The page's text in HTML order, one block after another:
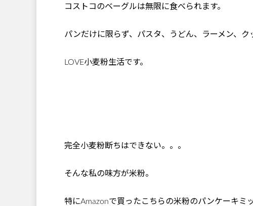
コストコのベーグルは無限に食べられます。
パンだけに限らず、パスタ、うどん、ラーメン、ク
LOVE小麦粉生活です。
完全小麦粉断ちはできない。。。
そんな私の味方が米粉。
特にAmazonで買ったこちらの米粉のパンケーキミ